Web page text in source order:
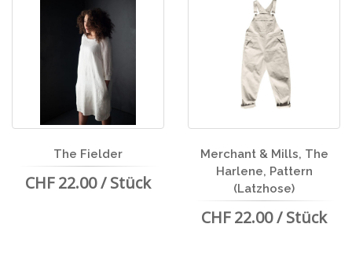
The Fielder
CHF 22.00 / Stück
Merchant & Mills, The
Harlene, Pattern
(Latzhose)
CHF 22.00 / Stück